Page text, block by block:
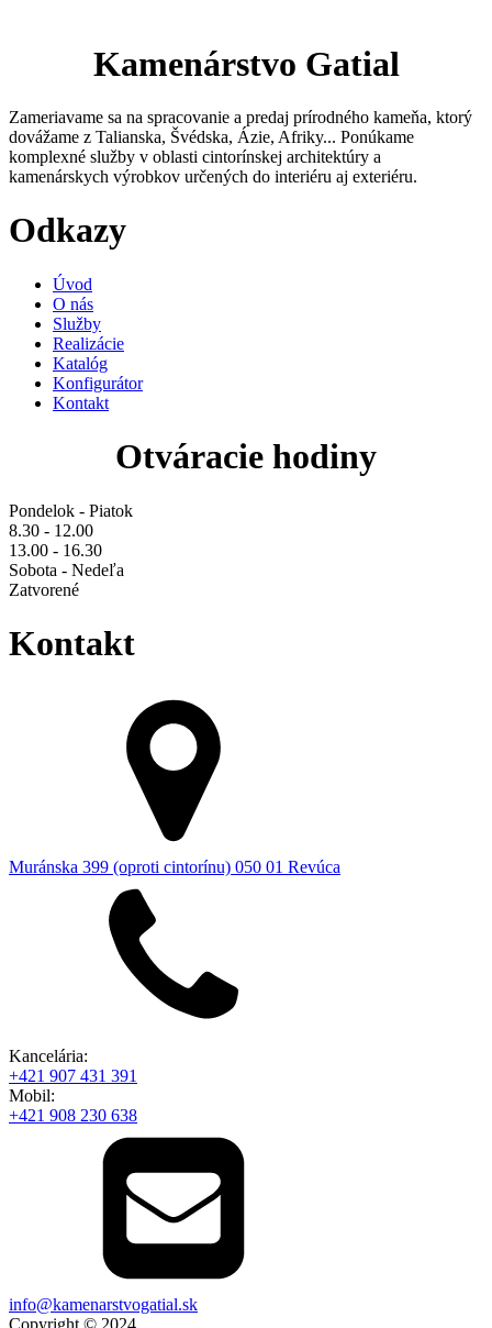
Kamenárstvo Gatial
Zameriavame sa na spracovanie a predaj prírodného kameňa, ktorý
dovážame z Talianska, Švédska, Ázie, Afriky... Ponúkame
komplexné služby v oblasti cintorínskej architektúry a
kamenárskych výrobkov určených do interiéru aj exteriéru.
Odkazy
Úvod
O nás
Služby
Realizácie
Katalóg
Konfigurátor
Kontakt
Otváracie hodiny
Pondelok - Piatok
8.30 - 12.00
13.00 - 16.30
Sobota - Nedeľa
Zatvorené
Kontakt
Muránska 399 (oproti cintorínu) 050 01 Revúca
Kancelária:
+421 907 431 391
Mobil:
+421 908 230 638
info@kamenarstvogatial.sk
Copyright © 2024